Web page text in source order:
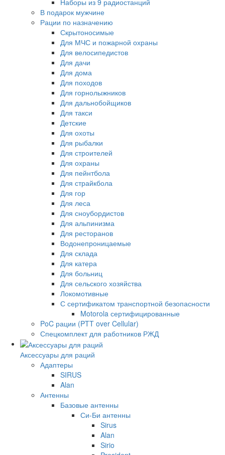
В подарок мужчине
Рации по назначению
Скрытоносимые
Для МЧС и пожарной охраны
Для велосипедистов
Для дачи
Для дома
Для походов
Для горнолыжников
Для дальнобойщиков
Для такси
Детские
Для охоты
Для рыбалки
Для строителей
Для охраны
Для пейнтбола
Для страйкбола
Для гор
Для леса
Для сноубордистов
Для альпинизма
Для ресторанов
Водонепроницаемые
Для склада
Для катера
Для больниц
Для сельского хозяйства
Локомотивные
С сертификатом транспортной безопасности
Motorola сертифицированные
PoC рации (PTT over Cellular)
Спецкомплект для работников РЖД
Аксессуары для раций
Адаптеры
SIRUS
Alan
Антенны
Базовые антенны
Си-Би антенны
Sirus
Alan
Sirio